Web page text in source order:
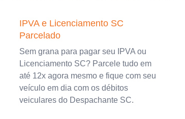
IPVA e Licenciamento SC
Parcelado
Sem grana para pagar seu IPVA ou
Licenciamento SC? Parcele tudo em
até 12x agora mesmo e fique com seu
veículo em dia com os débitos
veiculares do Despachante SC.